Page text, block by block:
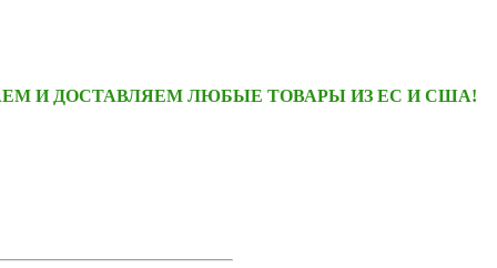
И ДОСТАВЛЯЕМ ЛЮБЫЕ ТОВАРЫ ИЗ ЕС И США!